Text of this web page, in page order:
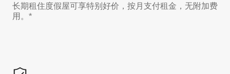
长期租住度假屋可享特别好价，按月支付租金，无附加费
用。*